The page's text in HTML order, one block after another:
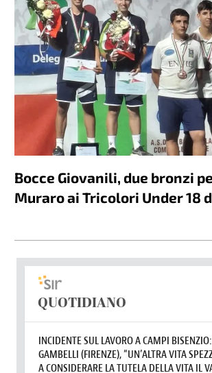
Bocce Giovanili, due bronzi
Muraro ai Tricolori Under 18